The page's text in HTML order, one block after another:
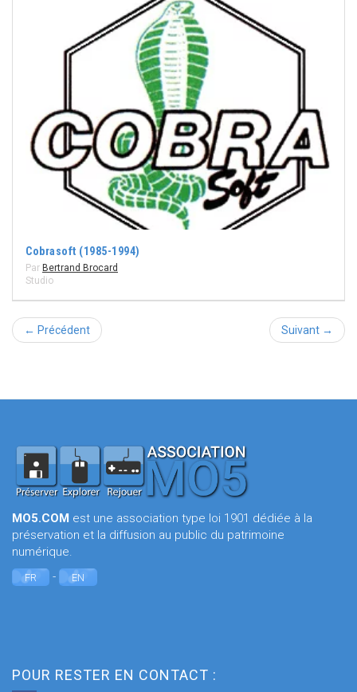
Cobrasoft (1985-1994)
Par Bertrand Brocard
Studio
← Précédent Suivant →
MO5.COM est une association type loi 1901 dédiée à la
préservation et la diffusion au public du patrimoine
numérique.
FR - EN
POUR RESTER EN CONTACT :